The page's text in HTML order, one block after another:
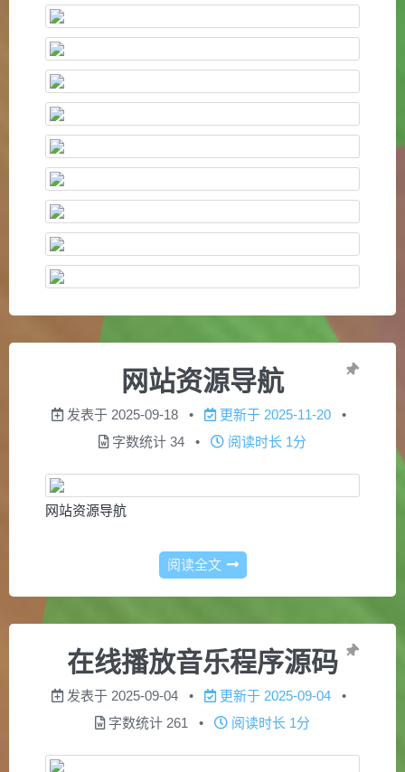
网站资源导航
发表于 2025-09-18 更新于 2025-11-20
字数统计 34 阅读时长 1分
网站资源导航
阅读全文
在线播放音乐程序源码
发表于 2025-09-04 更新于 2025-09-04
字数统计 261 阅读时长 1分